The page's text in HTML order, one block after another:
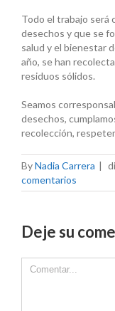
Todo el trabajo será
desechos y que se
salud y el bienestar
año, se han
residuos sólidos.
Seamos
desechos,
recolección,
ByNadia Carrera |
comentarios
Deje su
Comment